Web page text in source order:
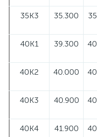
35К3 35.300
40К1 39.300
40К2 40.000
40К3 40.900
40К4 41.900